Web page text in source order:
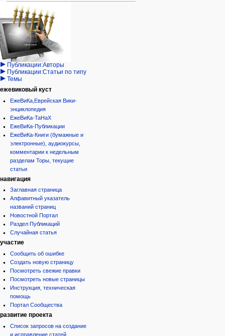
Навигация
персональные инструменты
войти
запрос
учётной
записи
категории
Израиль:Страна и
государство
Иудаизм
Народ
Проекты
Проекты/Участники/
дополнения
Публикации:Авторы
Публикации:Статьи по типу
Темы
ежевиковый куст
ЕжеВиКа,Еврейская Вики-
энциклопедия
ЕжеВиКа-ТаНаХ
ЕжеВиКа-Публикации
ЕжеВиКа-Книги (бумажные и
электронные), аудиокурсы,
комментарии к недельным
разделам Торы, текущие
статьи
навигация
Заглавная страница
Алфавитный указатель
названий страниц
Новостной Портал
Раздел Публикаций
Случайная статья
участие
Сообщить об ошибке
Создать новую страницу
Посмотреть свежие правки
Посмотреть новые страницы
Инструкция, техническая
помощь
Портал Сообщества
развитие проекта
Список запросов на создание
и исправление статей